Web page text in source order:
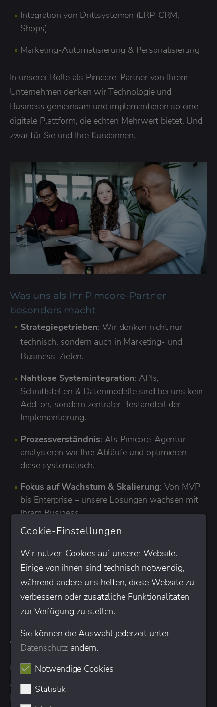
Integration von Drittsystemen (ERP, CRM,
Shops)
Marketing-Automatisierung & Personalisierung
In unserer Rolle als Pimcore-Partner von Ihrem
Unternehmen denken wir Technologie und
Business gemeinsam und implementieren so eine
digitale Plattform, die echten Mehrwert bietet. Und
zwar für Sie und Ihre Kund:innen.
Was uns als Ihr Pimcore-Partner
besonders macht
Strategiegetrieben: Wir denken nicht nur
technisch, sondern auch in Marketing- und
Business-Zielen.
Nahtlose Systemintegration: APIs,
Schnittstellen & Datenmodelle sind bei uns kein
Add-on, sondern zentraler Bestandteil der
Implementierung.
Prozessverständnis: Als Pimcore-Agentur
analysieren wir Ihre Abläufe und optimieren
diese systematisch.
Fokus auf Wachstum & Skalierung: Von MVP
bis Enterprise – unsere Lösungen wachsen mit
Ihrem Business.
Geballte Kompetenz:Mit
wir unsere jahrzehntelange Erfahrung im
Pimcore-Entwicklern.
So arbeiten wir
Agentur
Unsere Projekte folgen einem klaren, strukturierten
Ablauf – individuell angepasst an Ihre Ziele und
Rahmenbedingungen. Dabei ist uns wichtig, dass
Cookie-Einstellungen
Wir nutzen Cookies auf unserer Website.
Einige von ihnen sind technisch notwendig,
während andere uns helfen, diese Website zu
verbessern oder zusätzliche Funktionalitäten
zur Verfügung zu stellen.
Sie können die Auswahl jederzeit unter
Datenschutz ändern.
Notwendige Cookies
Statistik